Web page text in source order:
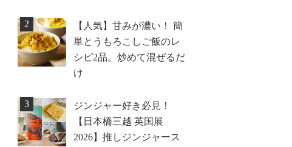
2
【人気】甘みが濃い！ 簡
単とうもろこしご飯のレ
シピ2品。炒めて混ぜるだ
け
3
ジンジャー好き必見！
【日本橋三越 英国展
2026】推しジンジャース